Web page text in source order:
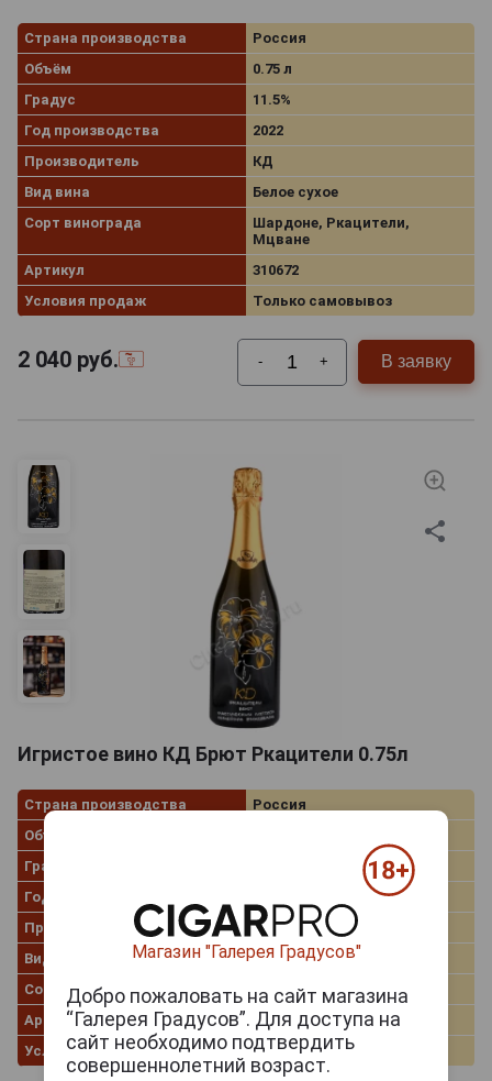
Страна производства
Россия
Объём
0.75 л
Градус
11.5%
Год производства
2022
Производитель
КД
Вид вина
Белое сухое
Сорт винограда
Шардоне, Ркацители,
Мцване
Артикул
310672
Условия продаж
Только самовывоз
2 040 руб. - + В заявку
Игристое вино КД Брют Ркацители 0.75л
Страна производства
Россия
Объём
Градус
Год производства
Производитель
КД
Вид вина
Белое сухое
Сорт винограда
Ркацители, Рислинг
Артикул
311203
Условия продаж
Только самовывоз
Магазин "Галерея Градусов"
Добро пожаловать на сайт магазина
“Галерея Градусов”. Для доступа на
сайт необходимо подтвердить
совершеннолетний возраст.